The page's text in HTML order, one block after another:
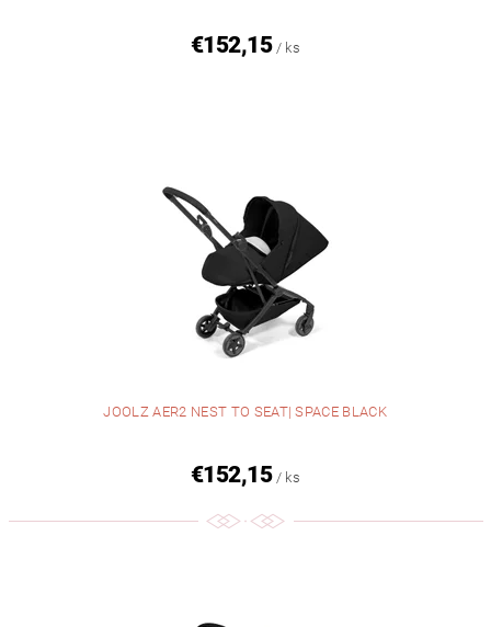
€152,15 / ks
JOOLZ AER2 NEST TO SEAT| SPACE BLACK
€152,15 / ks